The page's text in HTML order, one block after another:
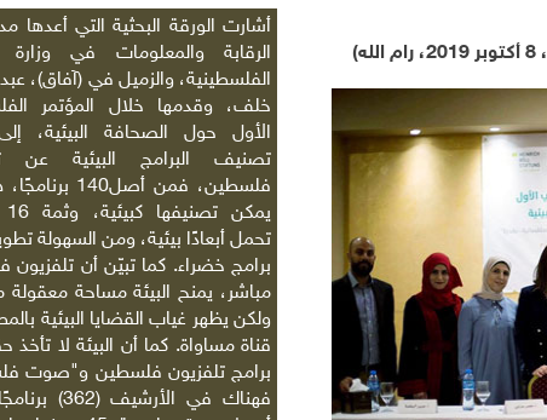
أشارت الورقة البحثية التي أعدها
الرقابة والمعلومات في وزارة
الفلسطينية، والزميل في (آفاق)،
خلف، وقدمها خلال المؤتمر
الأول حول الصحافة البيئية،
تصنيف البرامج البيئية عن
تحمل أبعادًا بيئية، ومن السهولة
برامج خضراء. كما تبيّن أن
مباشر، يمنح البيئة مساحة معقولة
ولكن يظهر غياب القضايا البيئية
قناة مساواة. كما أن البيئة لا تأخذ
برامج تلفزيون فلسطين و"صوت
فهناك في الأرشيف
، 8 أكتوبر 2019، رام الله )